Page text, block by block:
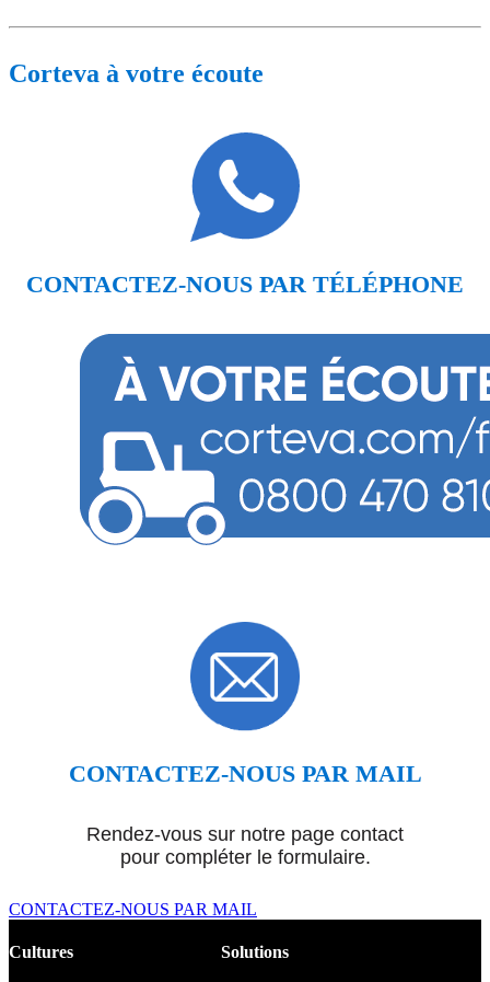
Corteva à votre écoute
CONTACTEZ-NOUS PAR TÉLÉPHONE
CONTACTEZ-NOUS PAR MAIL
Rendez-vous sur notre page contact
pour compléter le formulaire.
CONTACTEZ-NOUS PAR MAIL
Cultures Solutions